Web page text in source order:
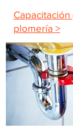
plomería >